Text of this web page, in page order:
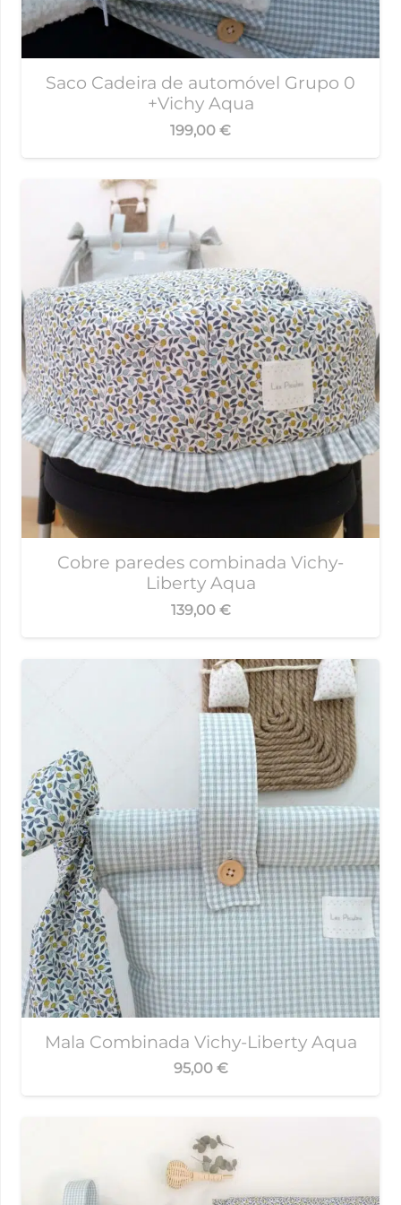
Saco Cadeira de automóvel Grupo 0
+Vichy Aqua
199,00 €
Cobre paredes combinada Vichy-
Liberty Aqua
139,00 €
Mala Combinada Vichy-Liberty Aqua
95,00 €